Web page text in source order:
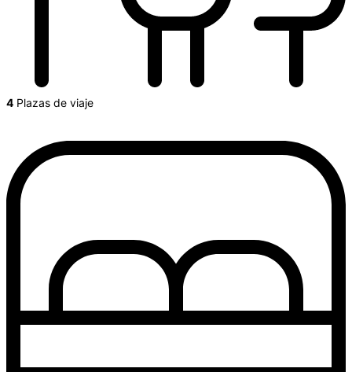
4 Plazas de viaje